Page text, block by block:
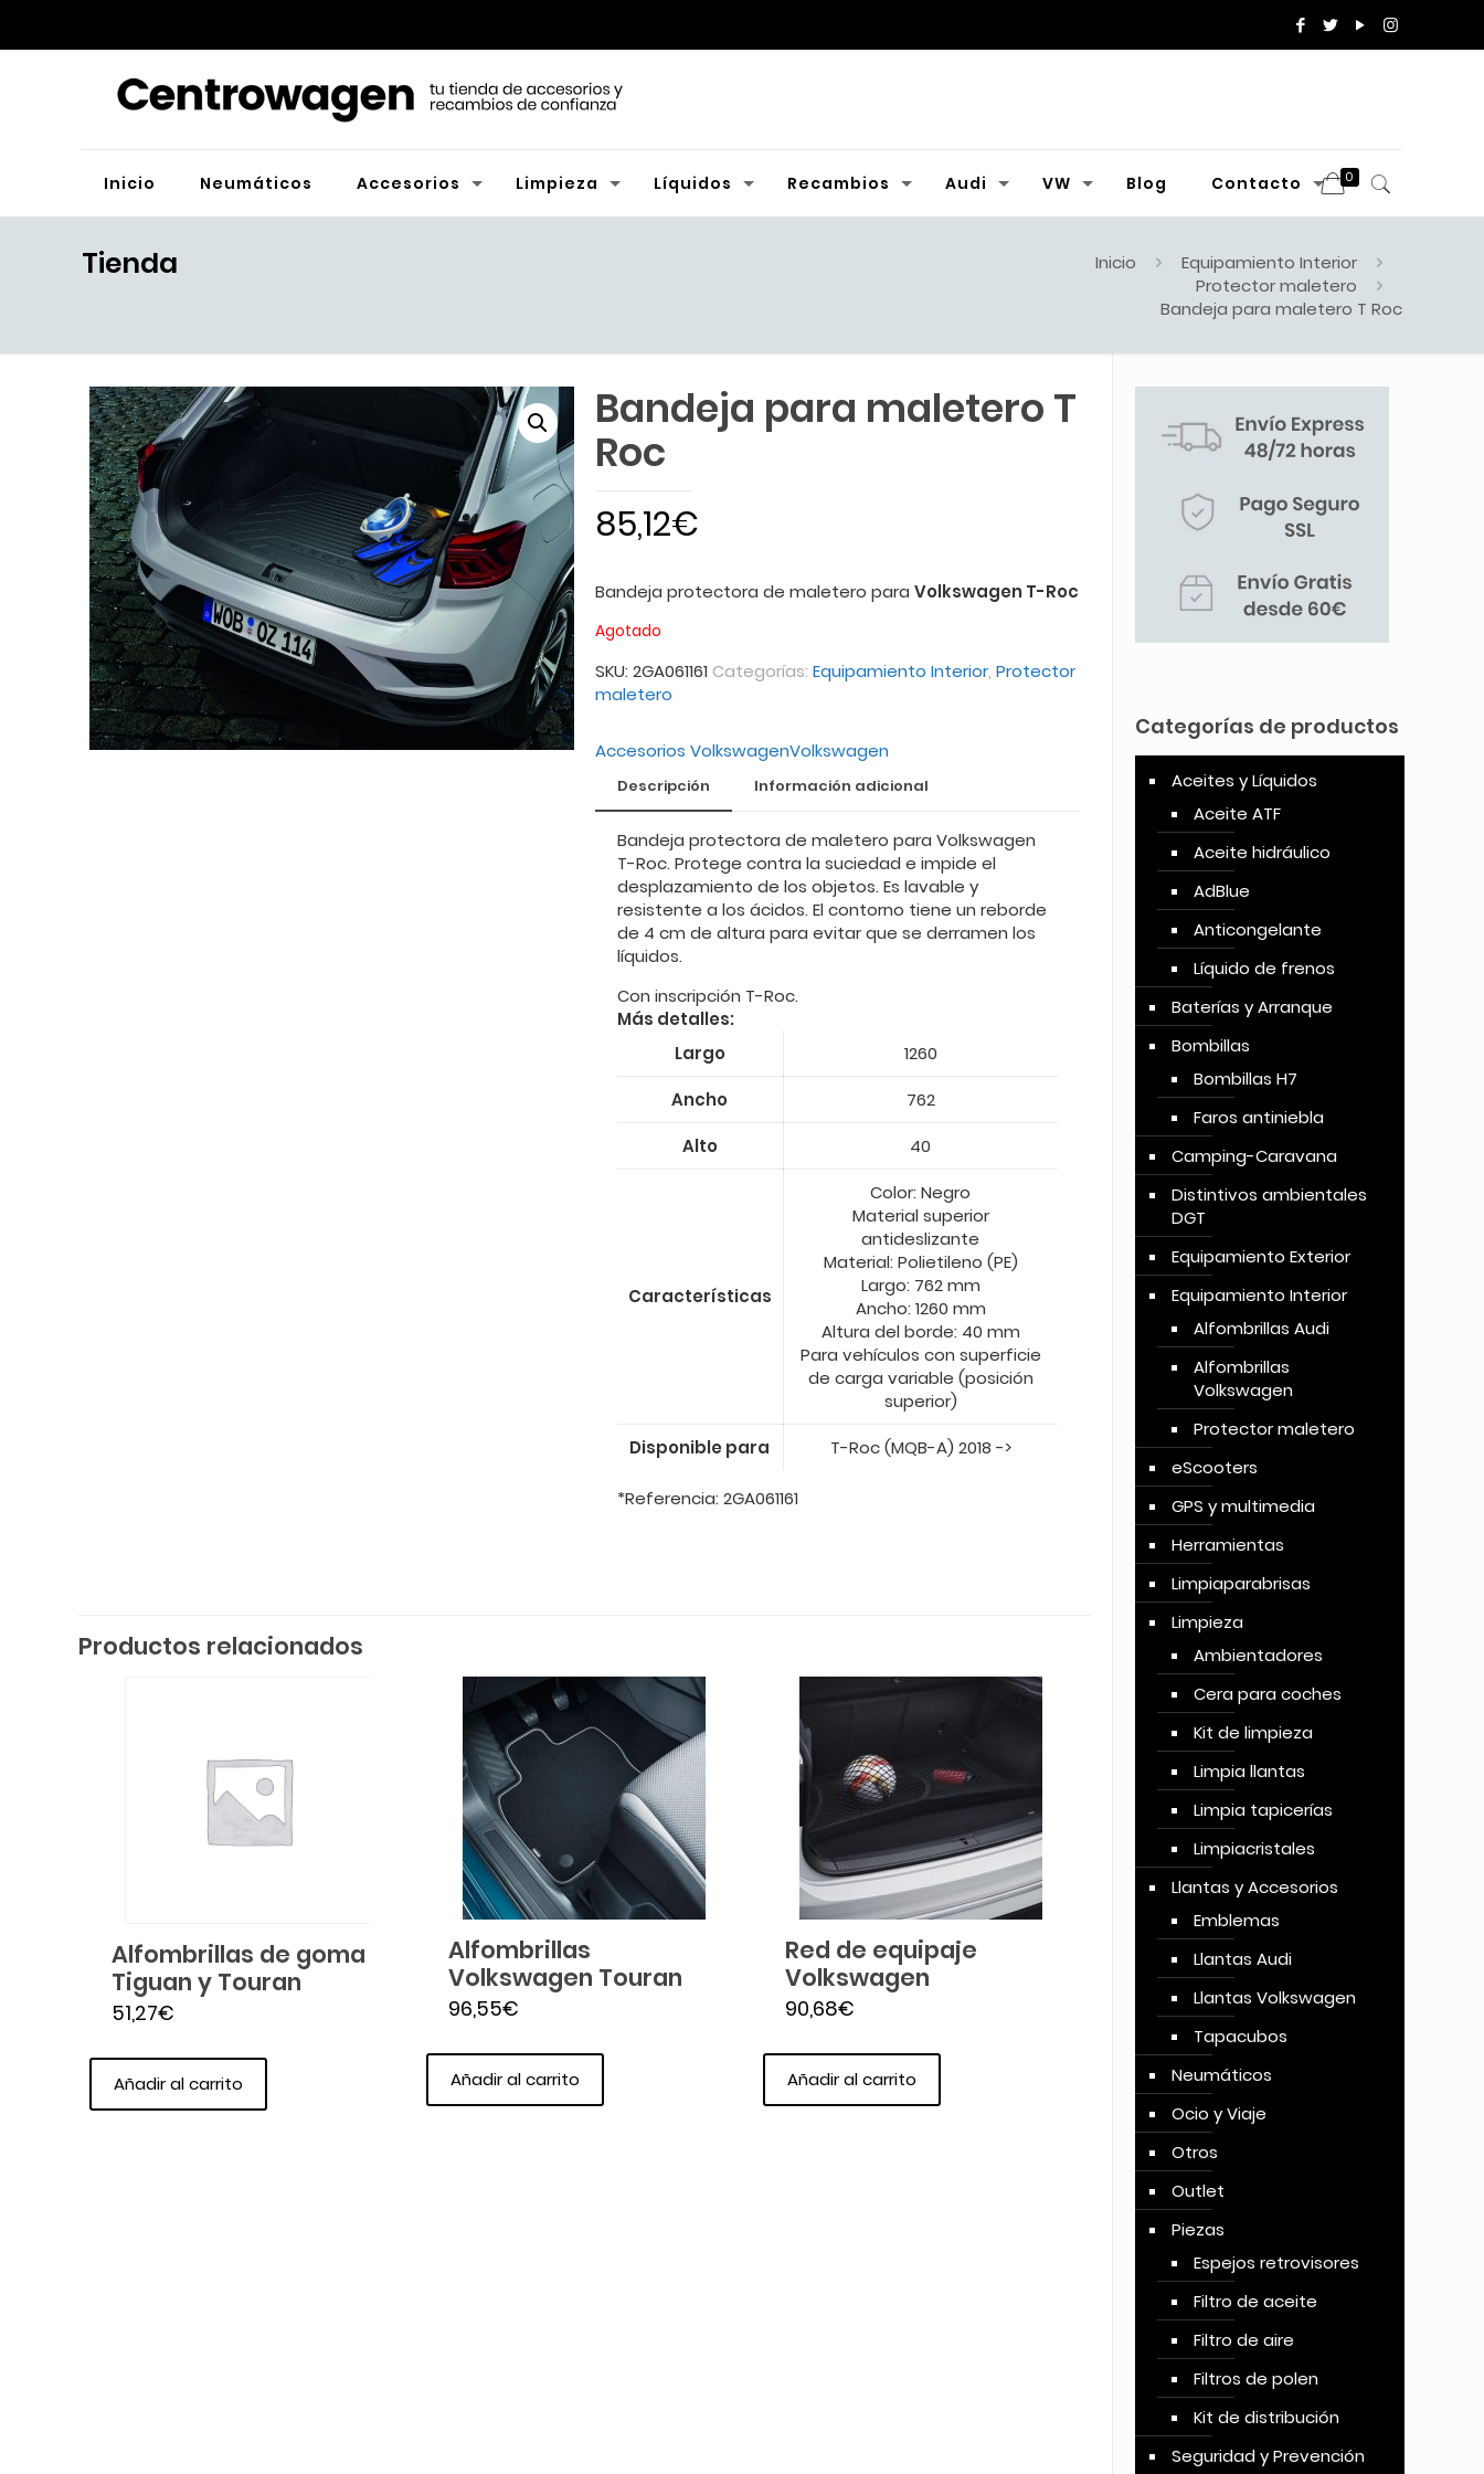
Inicio Neumáticos Accesorios Limpieza Líquidos Recambios Audi VW Blog Contacto 0
Tienda Inicio
Equipamiento Interior
Protector maletero
Bandeja para maletero T Roc
Bandeja para maletero T
Roc
85,12€
Bandeja protectora de maletero para Volkswagen T-Roc
Agotado
SKU: 2GA061161 Categorías: Equipamiento Interior, Protector
maletero
Accesorios VolkswagenVolkswagen
Descripción Información adicional
Bandeja protectora de maletero para Volkswagen
T-Roc. Protege contra la suciedad e impide el
desplazamiento de los objetos. Es lavable y
resistente a los ácidos. El contorno tiene un reborde
de 4 cm de altura para evitar que se derramen los
líquidos.
Con inscripción T-Roc.
Más detalles:
Largo
1260
Ancho
762
Alto
40
Características
Color: Negro
Material superior
antideslizante
Material: Polietileno (PE)
Largo: 762 mm
Ancho: 1260 mm
Altura del borde: 40 mm
Para vehículos con superficie
de carga variable (posición
superior)
Disponible para
T-Roc (MQB-A) 2018 ->
*Referencia: 2GA061161
Productos relacionados
Alfombrillas de goma
Tiguan y Touran
51,27€
Añadir al carrito
Alfombrillas
Volkswagen Touran
96,55€
Añadir al carrito
Red de equipaje
Volkswagen
90,68€
Añadir al carrito
Categorías de productos
Aceites y Líquidos
Aceite ATF
Aceite hidráulico
AdBlue
Anticongelante
Líquido de frenos
Baterías y Arranque
Bombillas
Bombillas H7
Faros antiniebla
Camping-Caravana
Distintivos ambientales
DGT
Equipamiento Exterior
Equipamiento Interior
Alfombrillas Audi
Alfombrillas
Volkswagen
Protector maletero
eScooters
GPS y multimedia
Herramientas
Limpiaparabrisas
Limpieza
Ambientadores
Cera para coches
Kit de limpieza
Limpia llantas
Limpia tapicerías
Limpiacristales
Llantas y Accesorios
Emblemas
Llantas Audi
Llantas Volkswagen
Tapacubos
Neumáticos
Ocio y Viaje
Otros
Outlet
Piezas
Espejos retrovisores
Filtro de aceite
Filtro de aire
Filtros de polen
Kit de distribución
Seguridad y Prevención